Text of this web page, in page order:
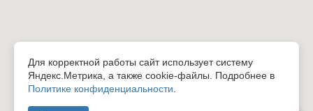
Для корректной работы сайт использует систему
Яндекс.Метрика, а также cookie-файлы. Подробнее в
Политике конфиденциальности